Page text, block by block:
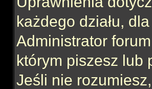
każdego działu,
Administrator
którym piszesz lub
Jeśli nie